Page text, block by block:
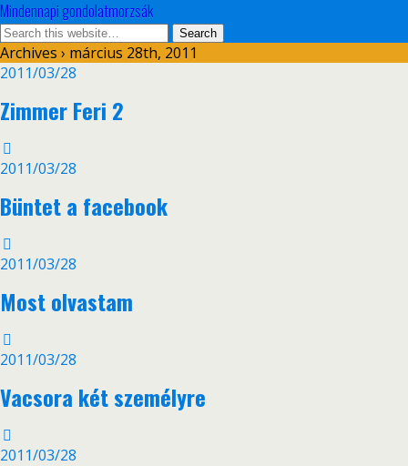
Mindennapi gondolatmorzsák
Archives › március 28th, 2011
2011/03/28
Zimmer Feri 2
2011/03/28
Büntet a facebook
2011/03/28
Most olvastam
2011/03/28
Vacsora két személyre
2011/03/28